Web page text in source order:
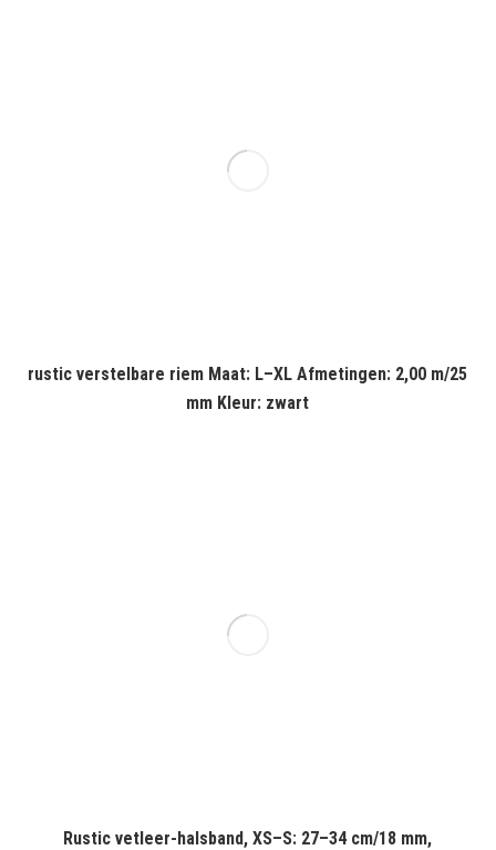
rustic verstelbare riem Maat: L–XL Afmetingen: 2,00 m/25
mm Kleur: zwart
Rustic vetleer-halsband, XS–S: 27–34 cm/18 mm,